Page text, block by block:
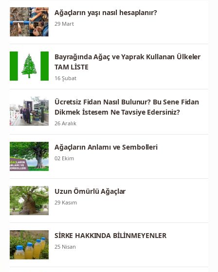
Ağaçların yaşı nasıl hesaplanır?
29 Mart
Bayrağında Ağaç ve Yaprak Kullanan Ülkeler
TAM LİSTE
16 Şubat
Ücretsiz Fidan Nasıl Bulunur? Bu Sene Fidan
Dikmek İstesem Ne Tavsiye Edersiniz?
26 Aralık
Ağaçların Anlamı ve Sembolleri
02 Ekim
Uzun Ömürlü Ağaçlar
29 Kasım
SİRKE HAKKINDA BİLİNMEYENLER
25 Nisan